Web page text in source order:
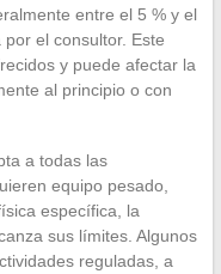
entre el 5 % y el
el consultor. Este
y puede afectar la
al principio o con
a todas las
equipo pesado,
específica, la
sus límites. Algunos
reguladas, a